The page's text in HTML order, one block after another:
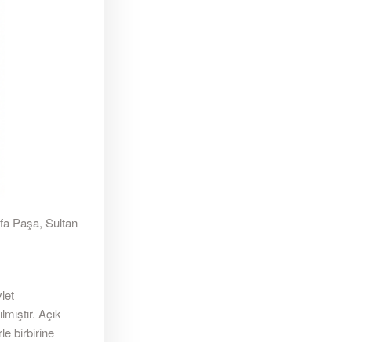
Paşa, Sultan
Açık
birbirine